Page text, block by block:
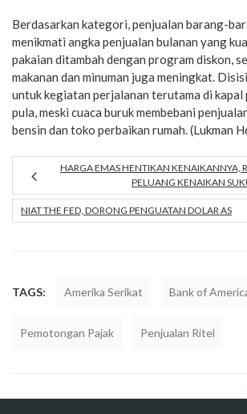
Berdasarkan kategori, penjualan barang-
menikmati angka penjualan bulanan yang
pakaian ditambah dengan program diskon,
makanan dan minuman juga meningkat.
untuk kegiatan perjalanan terutama di kapal
pula, meski cuaca buruk membebani
bensin dan toko perbaikan rumah. (Lukman
HARGA EMAS HENTIKAN KENAIKANNYA,
PELUANG KENAIKAN
NIAT THE FED, DORONG PENGUATAN DOLAR AS
TAGS: Amerika Serikat Bank of
Pemotongan Pajak Penjualan Ritel